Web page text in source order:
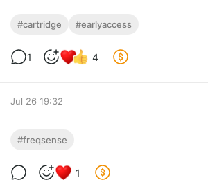
Cartridge 0.8.0 (Ранний
Level required:
#cartridge #earlyaccess
1 4
Jul 26 19:32
Freqsense Ключ
#freqsense
1